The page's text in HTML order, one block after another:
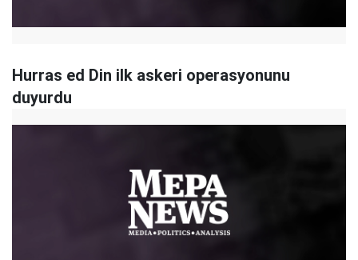
Hurras ed Din ilk askeri operasyonunu
duyurdu